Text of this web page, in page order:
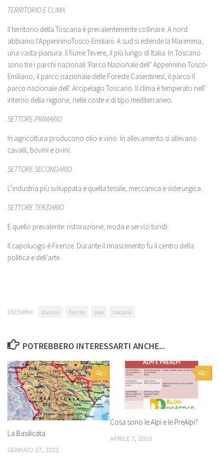
TERRITORIO E CLIMA
Il territorio della Toscana è prevalentemente collinare. A nord
abbiamo l’AppenninoTosco-Emiliani. A sud si estende la Maremma,
una vasta pianura. Il fiume Tevere, il più lungo di Italia. In Toscano
sono tre i parchi nazionali :Parco Nazionale dell’ Appennino Tosco-
Emiliano, il parco nazionale delle Foreste Casentinesi, il parco il
parco nazionale dell’ Arcipelago Toscano. Il clima è temperato nell’
interno della regione, nelle coste e di tipo mediterraneo.
SETTORE PRIMARIO
In agricoltura producono olio e vino. In allevamento si allevano
cavalli, bovini e ovini.
SETTORE SECONDARIO
L’industria più sviluppata e quella tessile, meccanica e siderurgica.
SETTORE TERZIARIO
E quello prevalente: ristorazione, moda e servizi turisti.
Il capoluogo è Firenze. Durante il rinascimento fu il centro della
politica e dell’arte.
Etichette: duomo firenze pisa toscana
POTREBBERO INTERESSARTI ANCHE...
0
La Basilicata
GENNAIO 27, 2022
0
Cosa sono le Alpi e le PreAlpi?
APRILE 7, 2020